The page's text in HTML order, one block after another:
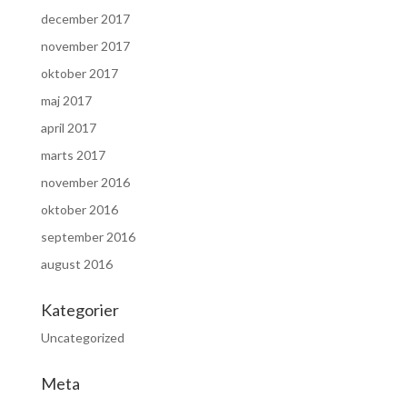
december 2017
november 2017
oktober 2017
maj 2017
april 2017
marts 2017
november 2016
oktober 2016
september 2016
august 2016
Kategorier
Uncategorized
Meta